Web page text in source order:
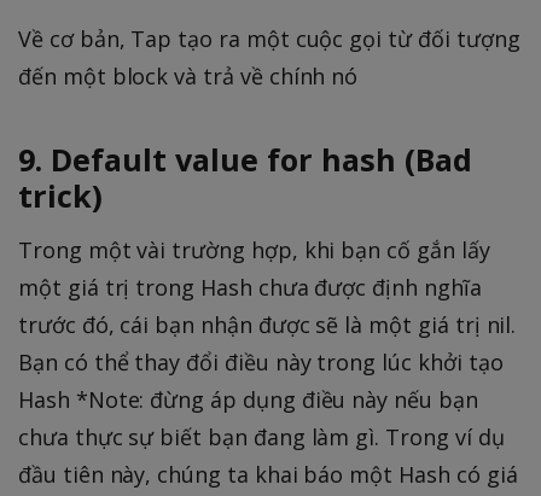
Về cơ bản, Tap tạo ra một cuộc gọi từ đối tượng
đến một block và trả về chính nó
9. Default value for hash (Bad
trick)
Trong một vài trường hợp, khi bạn cố gắn lấy
một giá trị trong Hash chưa được định nghĩa
trước đó, cái bạn nhận được sẽ là một giá trị nil.
Bạn có thể thay đổi điều này trong lúc khởi tạo
Hash *Note: đừng áp dụng điều này nếu bạn
chưa thực sự biết bạn đang làm gì. Trong ví dụ
đầu tiên này, chúng ta khai báo một Hash có giá